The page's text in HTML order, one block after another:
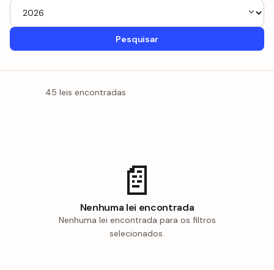
Pesquisar
45 leis encontradas
📄
Nenhuma lei encontrada
Nenhuma lei encontrada para os filtros
selecionados.